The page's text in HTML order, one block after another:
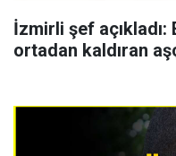
İzmirli şef
ortadan kaldıran